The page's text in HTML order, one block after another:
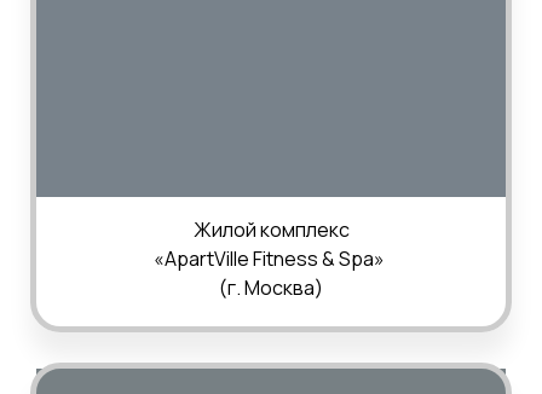
Жилой комплекс
«ApartVille Fitness & Spa»
(г.Москва)